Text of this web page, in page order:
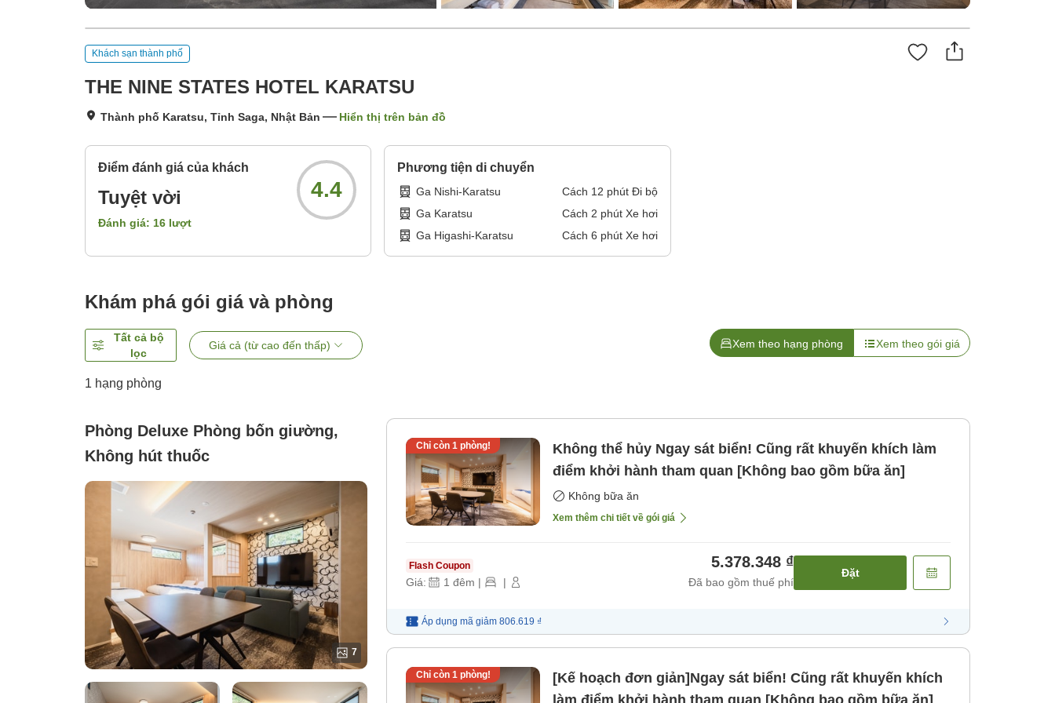
Khách sạn thành phố
THE NINE STATES HOTEL KARATSU
Thành phố Karatsu, Tỉnh Saga, Nhật Bản Hiển thị trên bản đồ
Điểm đánh giá của khách
Tuyệt vời
Đánh giá: 16 lượt
4.4
Phương tiện di chuyển
Ga Nishi-Karatsu Cách 12 phút Đi bộ
Ga Karatsu
Cách 2 phút Xe hơi
Ga Higashi-Karatsu
Cách 6 phút Xe hơi
Khám phá gói giá và phòng
Tất cả bộ
lọc
Giá cả (từ cao đến thấp) Xem theo hạng phòng Xem theo gói giá
1 hạng phòng
Phòng Deluxe Phòng bốn giường,
Không hút thuốc
7
Chỉ còn 1phòng!
Không thể hủy Ngay sát biển! Cũng rất khuyến khích làm
điểm khởi hành tham quan [Không bao gồm bữa ăn]
Không bữa ăn
Xem thêm chi tiết về gói giá
Flash Coupon
Giá: 1 đêm | |
5.378.348 ₫
Đã bao gồm thuế phí
Đặt
Áp dụng mã giảm 806.619 ₫
Chỉ còn 1phòng!
[Kế hoạch đơn giản]Ngay sát biển! Cũng rất khuyến khích